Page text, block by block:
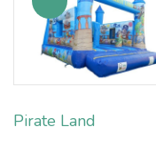
Pirate Land